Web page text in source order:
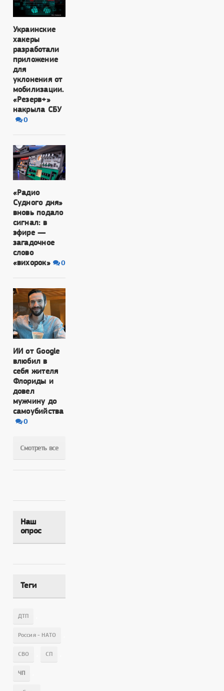
Украинские
хакеры
разработали
приложение
для
уклонения от
мобилизации.
«Резерв+»
накрыла СБУ
0
«Радио
Судного дня»
вновь подало
сигнал: в
эфире —
загадочное
слово
«вихорок»
0
ИИ от Google
влюбил в
себя жителя
Флориды и
довел
мужчину до
самоубийства
0
Смотреть все
Наш
опрос
Теги
ДТП
Россия - НАТО
СВО СП
ЧП